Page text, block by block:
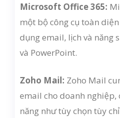
Microsoft Office 365:
một bộ công cụ toàn
dụng email, lịch và năng
và PowerPoint.
Zoho Mail: Zoho Mail
email cho doanh nghiệp,
năng như tùy chọn tùy